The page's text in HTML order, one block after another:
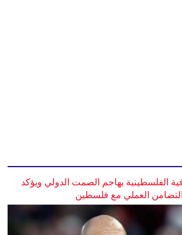
الفلسطينية يهاجم الصمت الدولي ويؤكد
التضامن العملي مع فلسطين